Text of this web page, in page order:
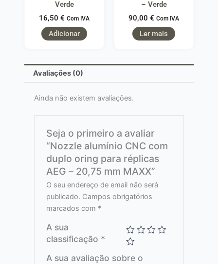
Verde
16,50 € Com IVA
Adicionar
– Verde
90,00 € Com IVA
Ler mais
Avaliações (0)
Ainda não existem avaliações.
Seja o primeiro a avaliar
“Nozzle alumínio CNC com
duplo oring para réplicas
AEG – 20,75 mm MAXX”
O seu endereço de email não será
publicado. Campos obrigatórios
marcados com *
A sua
classificação *
A sua avaliação sobre o